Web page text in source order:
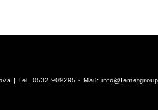
| Tel. 0532 909295 - Mail: